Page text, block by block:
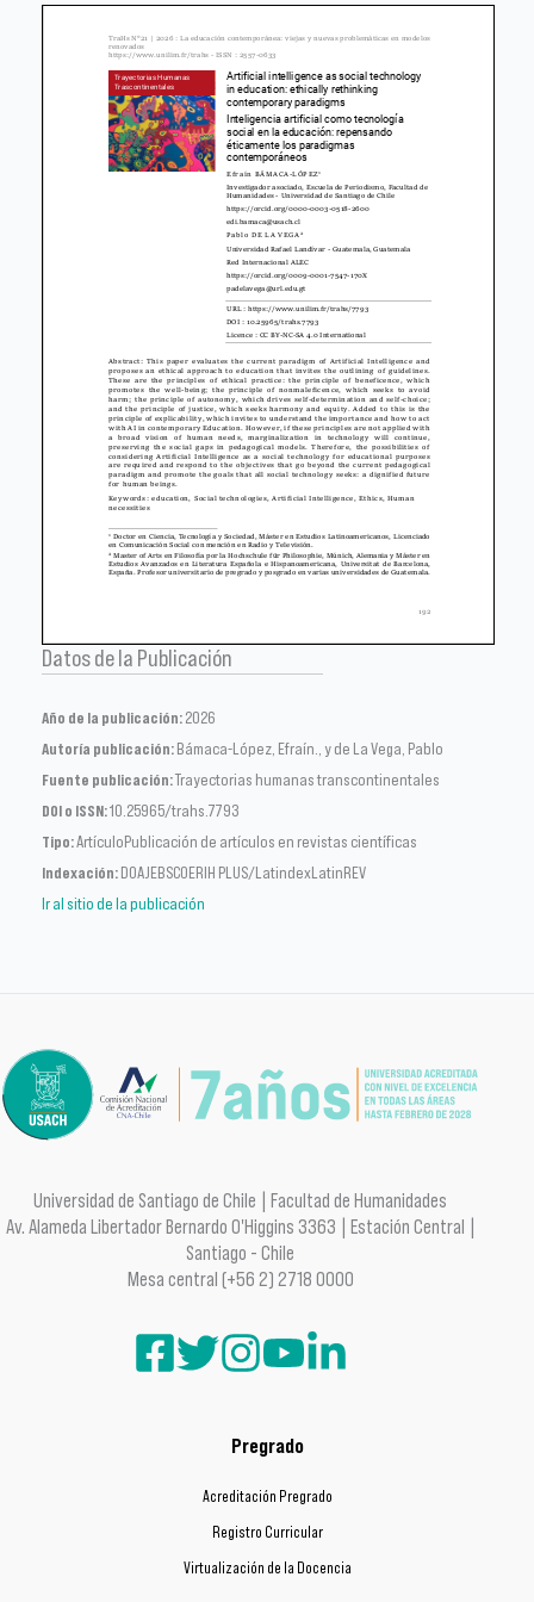
Datos de la Publicación
Año de la publicación:2026
Autoría publicación:Bámaca-López, Efraín., y de La Vega, Pablo
Fuente publicación:Trayectorias humanas transcontinentales
DOI o ISSN:10.25965/trahs.7793
Tipo:ArtículoPublicación de artículos en revistas científicas
Indexación:DOAJEBSCOERIH PLUS/LatindexLatinREV
Ir al sitio de la publicación
Universidad de Santiago de Chile | Facultad de Humanidades
Av. Alameda Libertador Bernardo O'Higgins 3363 | Estación Central |
Santiago - Chile
Mesa central (+56 2) 2718 0000
Pregrado
Acreditación Pregrado
Registro Curricular
Virtualización de la Docencia